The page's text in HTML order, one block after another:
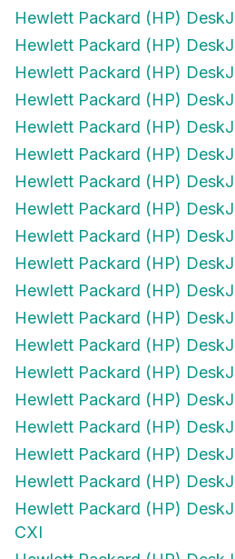
Hewlett Packard (HP)
Hewlett Packard (HP)
Hewlett Packard (HP)
Hewlett Packard (HP)
Hewlett Packard (HP)
Hewlett Packard (HP)
Hewlett Packard (HP)
Hewlett Packard (HP)
Hewlett Packard (HP)
Hewlett Packard (HP)
Hewlett Packard (HP)
Hewlett Packard (HP)
Hewlett Packard (HP)
Hewlett Packard (HP)
Hewlett Packard (HP)
Hewlett Packard (HP)
Hewlett Packard (HP)
Hewlett Packard (HP)
Hewlett Packard (HP)
Hewlett Packard (HP)